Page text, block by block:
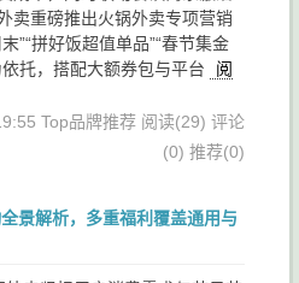
卖重磅推出火锅外卖专项营销
”“拼好饭超值单品”“春节集金
托，搭配大额券包与平台
阅
Top品牌推荐 阅读(29) 评论
(0) 推荐(0)
景解析，多重福利覆盖通用与